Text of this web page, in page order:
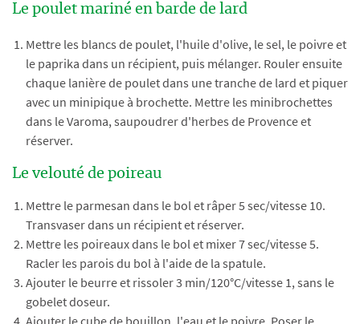
Le poulet mariné en barde de lard
Mettre les blancs de poulet, l'huile d'olive, le sel, le poivre et
le paprika dans un récipient, puis mélanger. Rouler ensuite
chaque lanière de poulet dans une tranche de lard et piquer
avec un minipique à brochette. Mettre les minibrochettes
dans le Varoma, saupoudrer d'herbes de Provence et
réserver.
Le velouté de poireau
Mettre le parmesan dans le bol et râper 5 sec/vitesse 10.
Transvaser dans un récipient et réserver.
Mettre les poireaux dans le bol et mixer 7 sec/vitesse 5.
Racler les parois du bol à l'aide de la spatule.
Ajouter le beurre et rissoler 3 min/120°C/vitesse 1, sans le
gobelet doseur.